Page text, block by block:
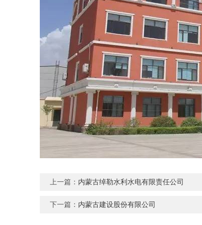
上一篇： 内蒙古绰勒水利水电有限责任公司
下一篇： 内蒙古建设股份有限公司